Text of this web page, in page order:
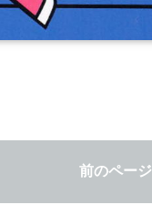
前のページ